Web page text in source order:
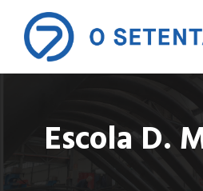
Escola D.